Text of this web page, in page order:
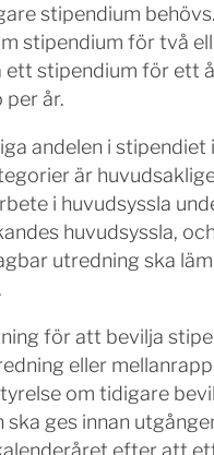
stipendium
stipendium för två
ett stipendium för ett
per år.
andelen i stipendiet
är
i huvudsyssla
huvudsyssla,
utredning ska
för att bevilja
eller
om tidigare
ska ges innan
efter att